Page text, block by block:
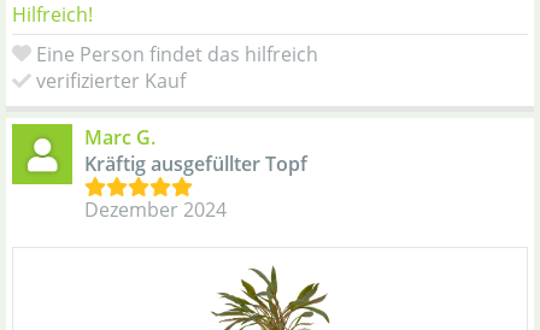
Hilfreich!
Eine Person findet das hilfreich
verifizierter Kauf
Marc G.
Kräftig ausgefüllter Topf
Dezember 2024